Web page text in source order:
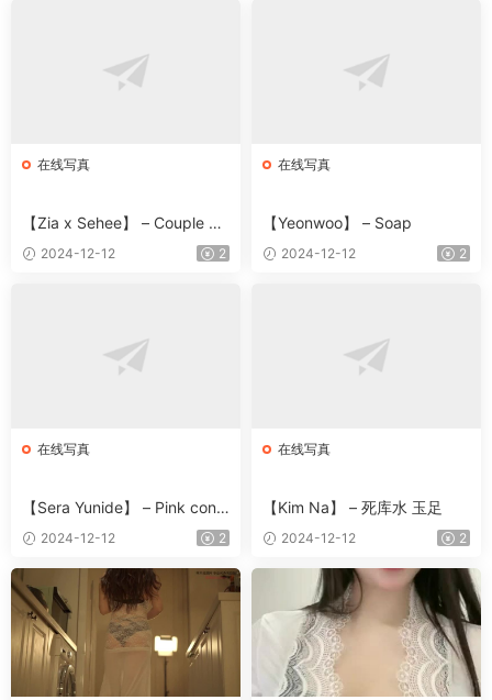
在线写真
【Zia x Sehee】 – Couple Bu
rma2024-12-12 2
在线写真
【Yeonwoo】 – Soap
2024-12-12 2
在线写真
【Sera Yunide】 – Pink conc
ept2024-12-12 2
在线写真
【Kim Na】 – 死库水 玉足
2024-12-12 2